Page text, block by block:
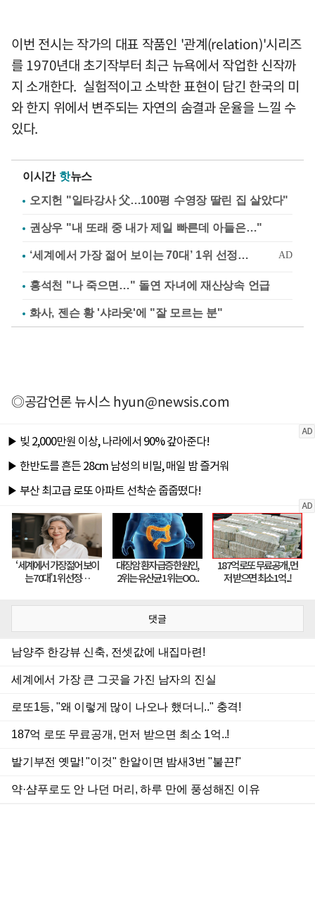
이번 전시는 작가의 대표 작품인 '관계(relation)'시리즈
를 1970년대 초기작부터 최근 뉴욕에서 작업한 신작까
지 소개한다. 실험적이고 소박한 표현이 담긴 한국의 미
와 한지 위에서 변주되는 자연의 숨결과 운율을 느낄 수
있다.
이시간 핫뉴스
오지헌 "일타강사 父…100평 수영장 딸린 집 살았다"
권상우 "내 또래 중 내가 제일 빠른데 아들은…"
홍석천 "나 죽으면…" 돌연 자녀에 재산상속 언급
화사, 젠슨 황 '샤라웃'에 "잘 모르는 분"
◎공감언론 뉴시스hyun@newsis.com
댓글